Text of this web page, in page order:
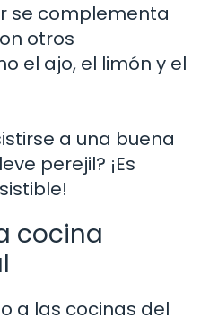
se complementa
otros
el ajo, el limón y el
a una buena
perejil? ¡Es
cocina
a las cocinas del